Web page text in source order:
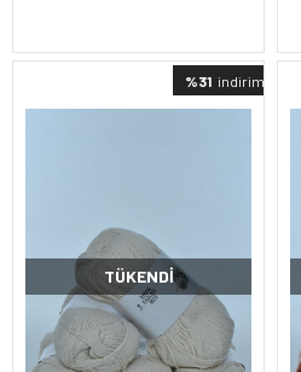
%31 indirimli
TÜKENDI